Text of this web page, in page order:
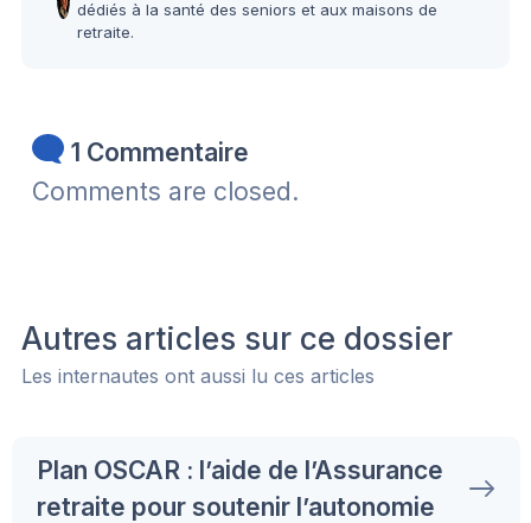
dédiés à la santé des seniors et aux maisons de
retraite.
1 Commentaire
Comments are closed.
Autres articles sur ce dossier
Les internautes ont aussi lu ces articles
Plan OSCAR : l’aide de l’Assurance
retraite pour soutenir l’autonomie